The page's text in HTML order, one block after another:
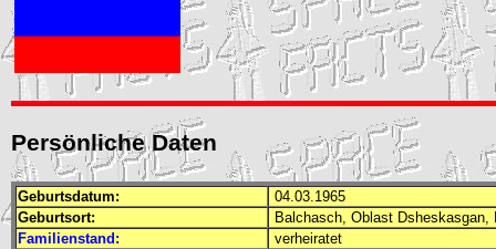
Persönliche Daten
Geburtsdatum:
04.03.1965
Geburtsort:
Balchasch, Oblast
Familienstand:
verheiratet